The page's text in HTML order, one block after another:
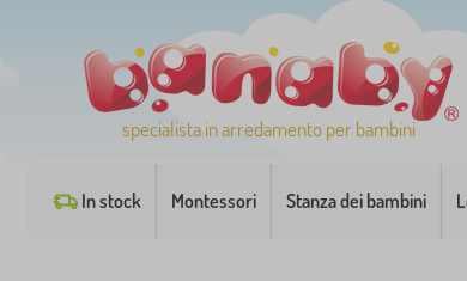
specialista in arredamento per bambini
In stock Montessori Stanza dei bambini